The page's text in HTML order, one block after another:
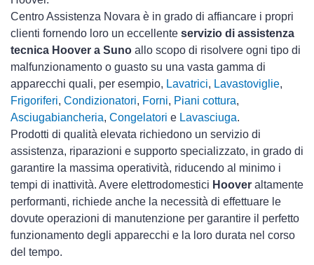
Centro Assistenza Novara è in grado di affiancare i propri
clienti fornendo loro un eccellente servizio di assistenza
tecnica Hoover a Suno allo scopo di risolvere ogni tipo di
malfunzionamento o guasto su una vasta gamma di
apparecchi quali, per esempio, Lavatrici, Lavastoviglie,
Frigoriferi, Condizionatori, Forni, Piani cottura,
Asciugabiancheria, Congelatori e Lavasciuga.
Prodotti di qualità elevata richiedono un servizio di
assistenza, riparazioni e supporto specializzato, in grado di
garantire la massima operatività, riducendo al minimo i
tempi di inattività. Avere elettrodomestici Hoover altamente
performanti, richiede anche la necessità di effettuare le
dovute operazioni di manutenzione per garantire il perfetto
funzionamento degli apparecchi e la loro durata nel corso
del tempo.